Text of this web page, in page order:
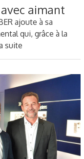
aimant
ajoute à sa
qui, grâce à la
suite